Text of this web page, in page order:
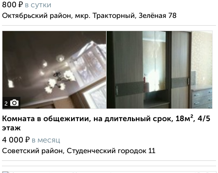
800 ₽ в сутки
Октябрьский район, мкр. Тракторный, Зелёная 78
2
Комната в общежитии, на длительный срок, 18м², 4/5
этаж
4 000 ₽ в месяц
Советский район, Студенческий городок 11